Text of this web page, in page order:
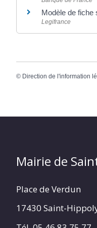
Modèle de fiche
Legifrance
© Direction de l'information
Mairie de
Place de Verdun
17430 Saint-